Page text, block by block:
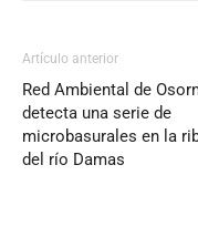
Artículo anterior
Red Ambiental de
detecta una serie de
microbasurales en la
del río Damas